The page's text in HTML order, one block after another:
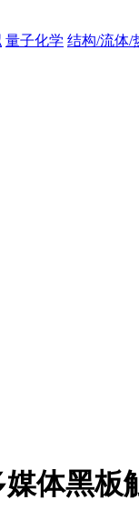
量子化学 结构/流体/
体黑板